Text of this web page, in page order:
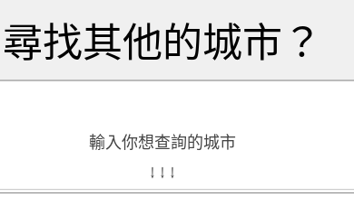
尋找其他的城市？
輸入你想查詢的城市
↓ ↓ ↓